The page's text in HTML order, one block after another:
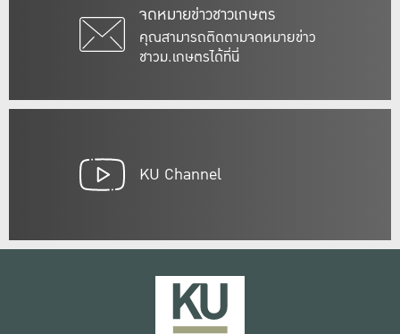
จดหมายข่าวชาวเกษตร
คุณสามารถติดตามจดหมายข่าว
ชาวม.เกษตรได้ที่นี่
KU Channel